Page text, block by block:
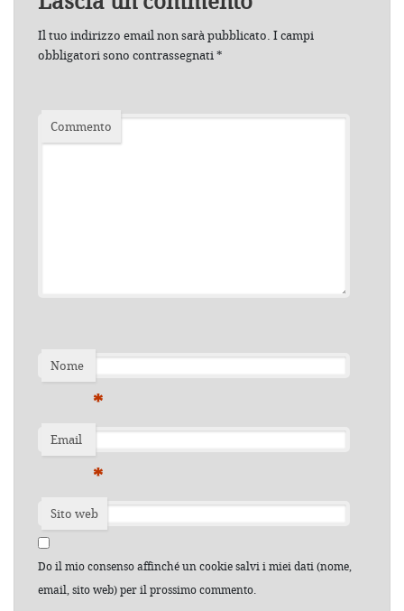
Il tuo indirizzo email non sarà pubblicato. I campi
obbligatori sono contrassegnati*
Commento
Nome
*
Email
*
Sito web
Do il mio consenso affinché un cookie salvi i miei dati (nome,
email, sito web) per il prossimo commento.